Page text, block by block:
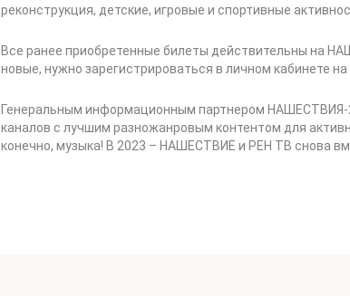
реконструкция, детские, игровые и спортивные
Все ранее приобретенные билеты действительны на
новые, нужно зарегистрироваться в личном кабинете на
Генеральным информационным партнером НАШЕСТВИЯ-
каналов с лучшим разножанровым контентом для
конечно, музыка! В 2023 – НАШЕСТВИЕ и РЕН ТВ снова